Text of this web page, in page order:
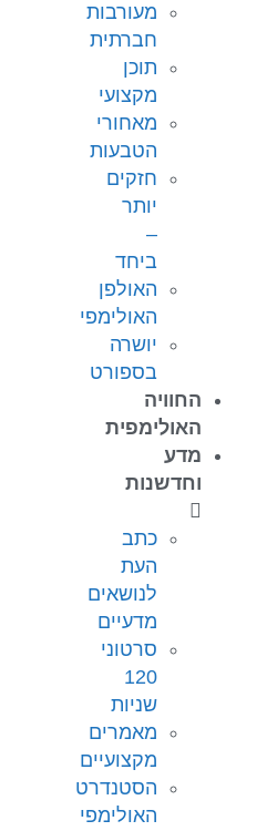
מעורבות
חברתית
תוכן
מקצועי
מאחורי
הטבעות
חזקים
יותר
–
ביחד
האולפן
האולימפי
יושרה
בספורט
החוויה
האולימפית
מדע
וחדשנות
כתב
העת
לנושאים
מדעיים
סרטוני
120
שניות
מאמרים
מקצועיים
הסטנדרט
האולימפי